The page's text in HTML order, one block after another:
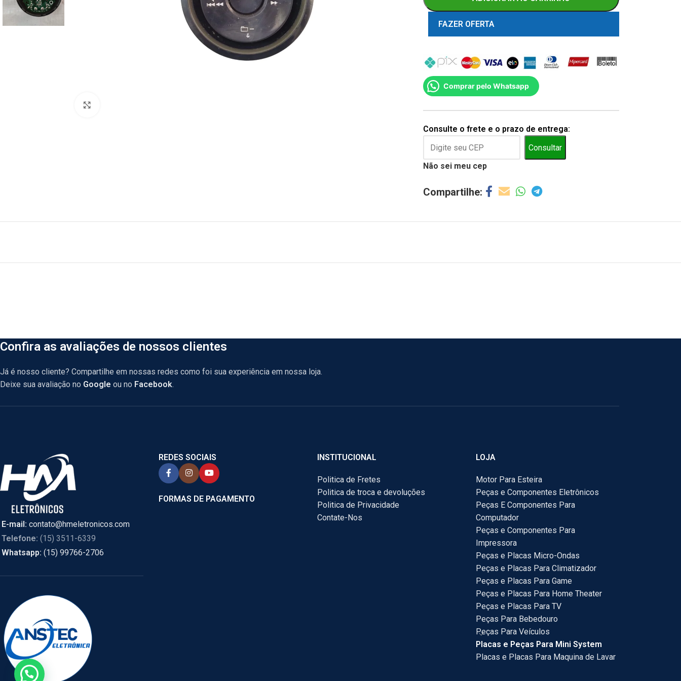
FAZER OFERTA
Comprar pelo Whatsapp
Consulte o frete e o prazo de entrega:
Consultar
Não sei meu cep
Confira as avaliações de nossos clientes
Já é nosso cliente? Compartilhe em nossas redes como foi sua experiência em nossa loja.
Deixe sua avaliação no Google ou no Facebook.
E-mail: contato@hmeletronicos.com
Telefone: (15) 3511-6339
Whatsapp: (15) 99766-2706
REDES SOCIAIS
FORMAS DE PAGAMENTO
INSTITUCIONAL
Politica de Fretes
Politica de troca e devoluções
Politica de Privacidade
Contate-Nos
LOJA
Motor Para Esteira
Peças e Componentes Eletrônicos
Peças E Componentes Para
Computador
Peças e Componentes Para
Impressora
Peças e Placas Micro-Ondas
Peças e Placas Para Climatizador
Peças e Placas Para Game
Peças e Placas Para Home Theater
Peças e Placas Para TV
Peças Para Bebedouro
Peças Para Veículos
Placas e Peças Para Mini System
Placas e Placas Para Maquina de Lavar